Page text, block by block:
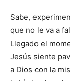
Sabe,
que no le va a
Llegado el
Jesús siente
a Dios con la